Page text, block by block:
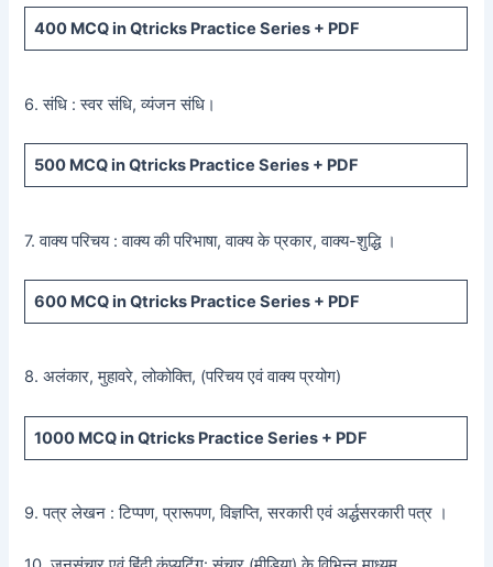
400 MCQ in Qtricks Practice Series + PDF
6. संधि : स्वर संधि, व्यंजन संधि।
500 MCQ in Qtricks Practice Series + PDF
7. वाक्य परिचय : वाक्य की परिभाषा, वाक्य के प्रकार, वाक्य-शुद्धि ।
600 MCQ in Qtricks Practice Series + PDF
8. अलंकार, मुहावरे, लोकोक्ति, (परिचय एवं वाक्य प्रयोग)
1000 MCQin Qtricks Practice Series + PDF
9. पत्र लेखन : टिप्पण, प्रारूपण, विज्ञप्ति, सरकारी एवं अर्द्धसरकारी पत्र ।